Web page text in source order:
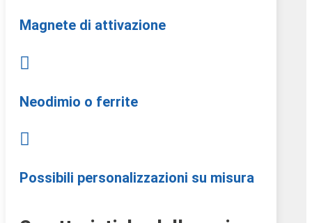
Magnete di attivazione

Neodimio o ferrite

Possibili personalizzazioni su misura